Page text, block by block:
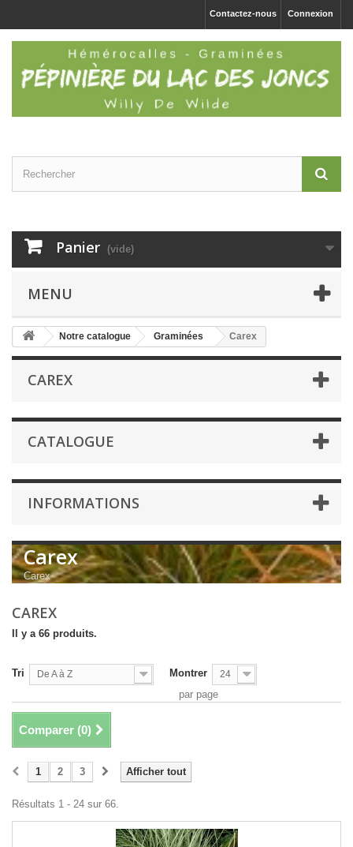
Connexion
Contactez-nous
Panier (vide)
MENU
Notre catalogue Graminées Carex
CAREX
CATALOGUE
INFORMATIONS
Carex
Carex
CAREX
Il y a 66 produits.
Tri De A à Z Montrer 24
par page
Comparer (0)
Afficher tout
1 2 3
Résultats 1 - 24 sur 66.